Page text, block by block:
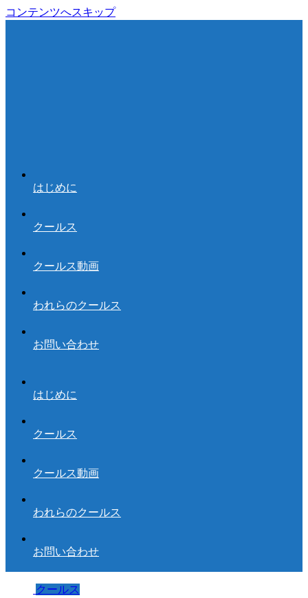
コンテンツへスキップ
はじめに
クールス
クールス動画
われらのクールス
お問い合わせ
はじめに
クールス
クールス動画
われらのクールス
お問い合わせ
クールス